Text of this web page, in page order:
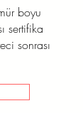
boyu
sertifika
sonrası